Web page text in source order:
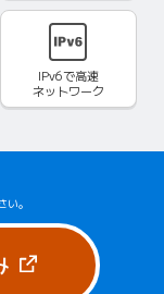
IPv6で高速
ネットワーク
い。
（新しいタブ